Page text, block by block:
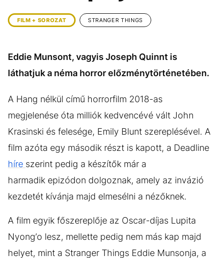
UTAZÁS
ÉLETMÓD DESIGN
VIDEÓ TÖRTÉNETEK
FILM + SOROZAT STRANGER THINGS
Eddie Munsont, vagyis Joseph Quinnt is
láthatjuk a néma horror előzménytörténetében.
A Hang nélkül című horrorfilm 2018-as
megjelenése óta milliók kedvencévé vált John
Krasinski és felesége, Emily Blunt szereplésével. A
film azóta egy második részt is kapott, a Deadline
híre szerint pedig a készítők már a
harmadik epizódon dolgoznak, amely az invázió
kezdetét kívánja majd elmesélni a nézőknek.
A film egyik főszereplője az Oscar-díjas Lupita
Nyong’o lesz, mellette pedig nem más kap majd
helyet, mint a Stranger Things Eddie Munsonja, a